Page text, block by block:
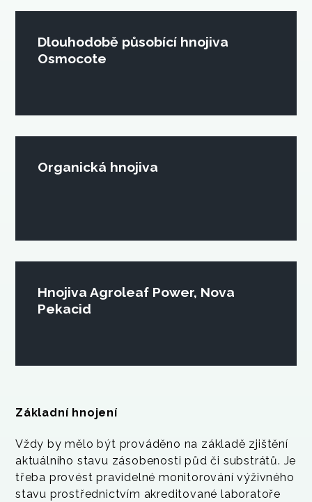
Dlouhodobě působící hnojiva
Osmocote
Organická hnojiva
Hnojiva Agroleaf Power, Nova
Pekacid
Základní hnojení
Vždy by mělo být prováděno na základě zjištění
aktuálního stavu zásobenosti půd či substrátů. Je
třeba provést pravidelné monitorování výživného
stavu prostřednictvím akreditované laboratoře